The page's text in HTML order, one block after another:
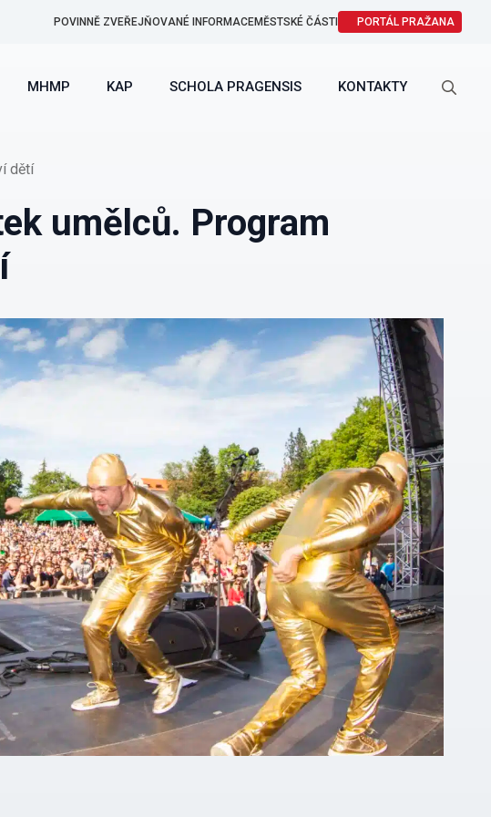
POVINNĚ ZVEŘEJŇOVANÉ INFORMACEMĚSTSKÉ ČÁSTI PORTÁL PRAŽANA
MHMP KAP SCHOLA PRAGENSIS KONTAKTY
dětí
umělců. Program